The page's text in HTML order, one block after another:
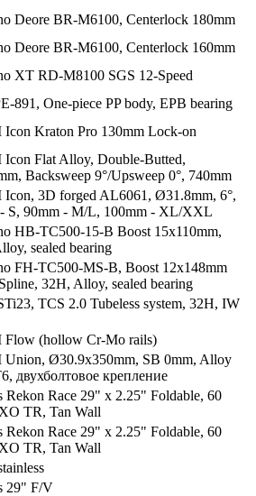
Deore BR-M6100, Centerlock 180mm
Deore BR-M6100, Centerlock 160mm
XT RD-M8100 SGS 12-Speed
891, One-piece PP body, EPB bearing
Icon Kraton Pro 130mm Lock-on
Icon Flat Alloy, Double-Butted,
Backsweep 9°/Upsweep 0°, 740mm
Icon, 3D forged AL6061, Ø31.8mm, 6°,
S, 90mm - M/L, 100mm - XL/XXL
HB-TC500-15-B Boost 15x110mm,
sealed bearing
FH-TC500-MS-B, Boost 12x148mm
32H, Alloy, sealed bearing
TCS 2.0 Tubeless system, 32H, IW
Flow (hollow Cr-Mo rails)
Union, Ø30.9x350mm, SB 0mm, Alloy
двухболтовое креплениe
Rekon Race 29" x 2.25" Foldable, 60
TR, Tan Wall
Rekon Race 29" x 2.25" Foldable, 60
TR, Tan Wall
29" F/V